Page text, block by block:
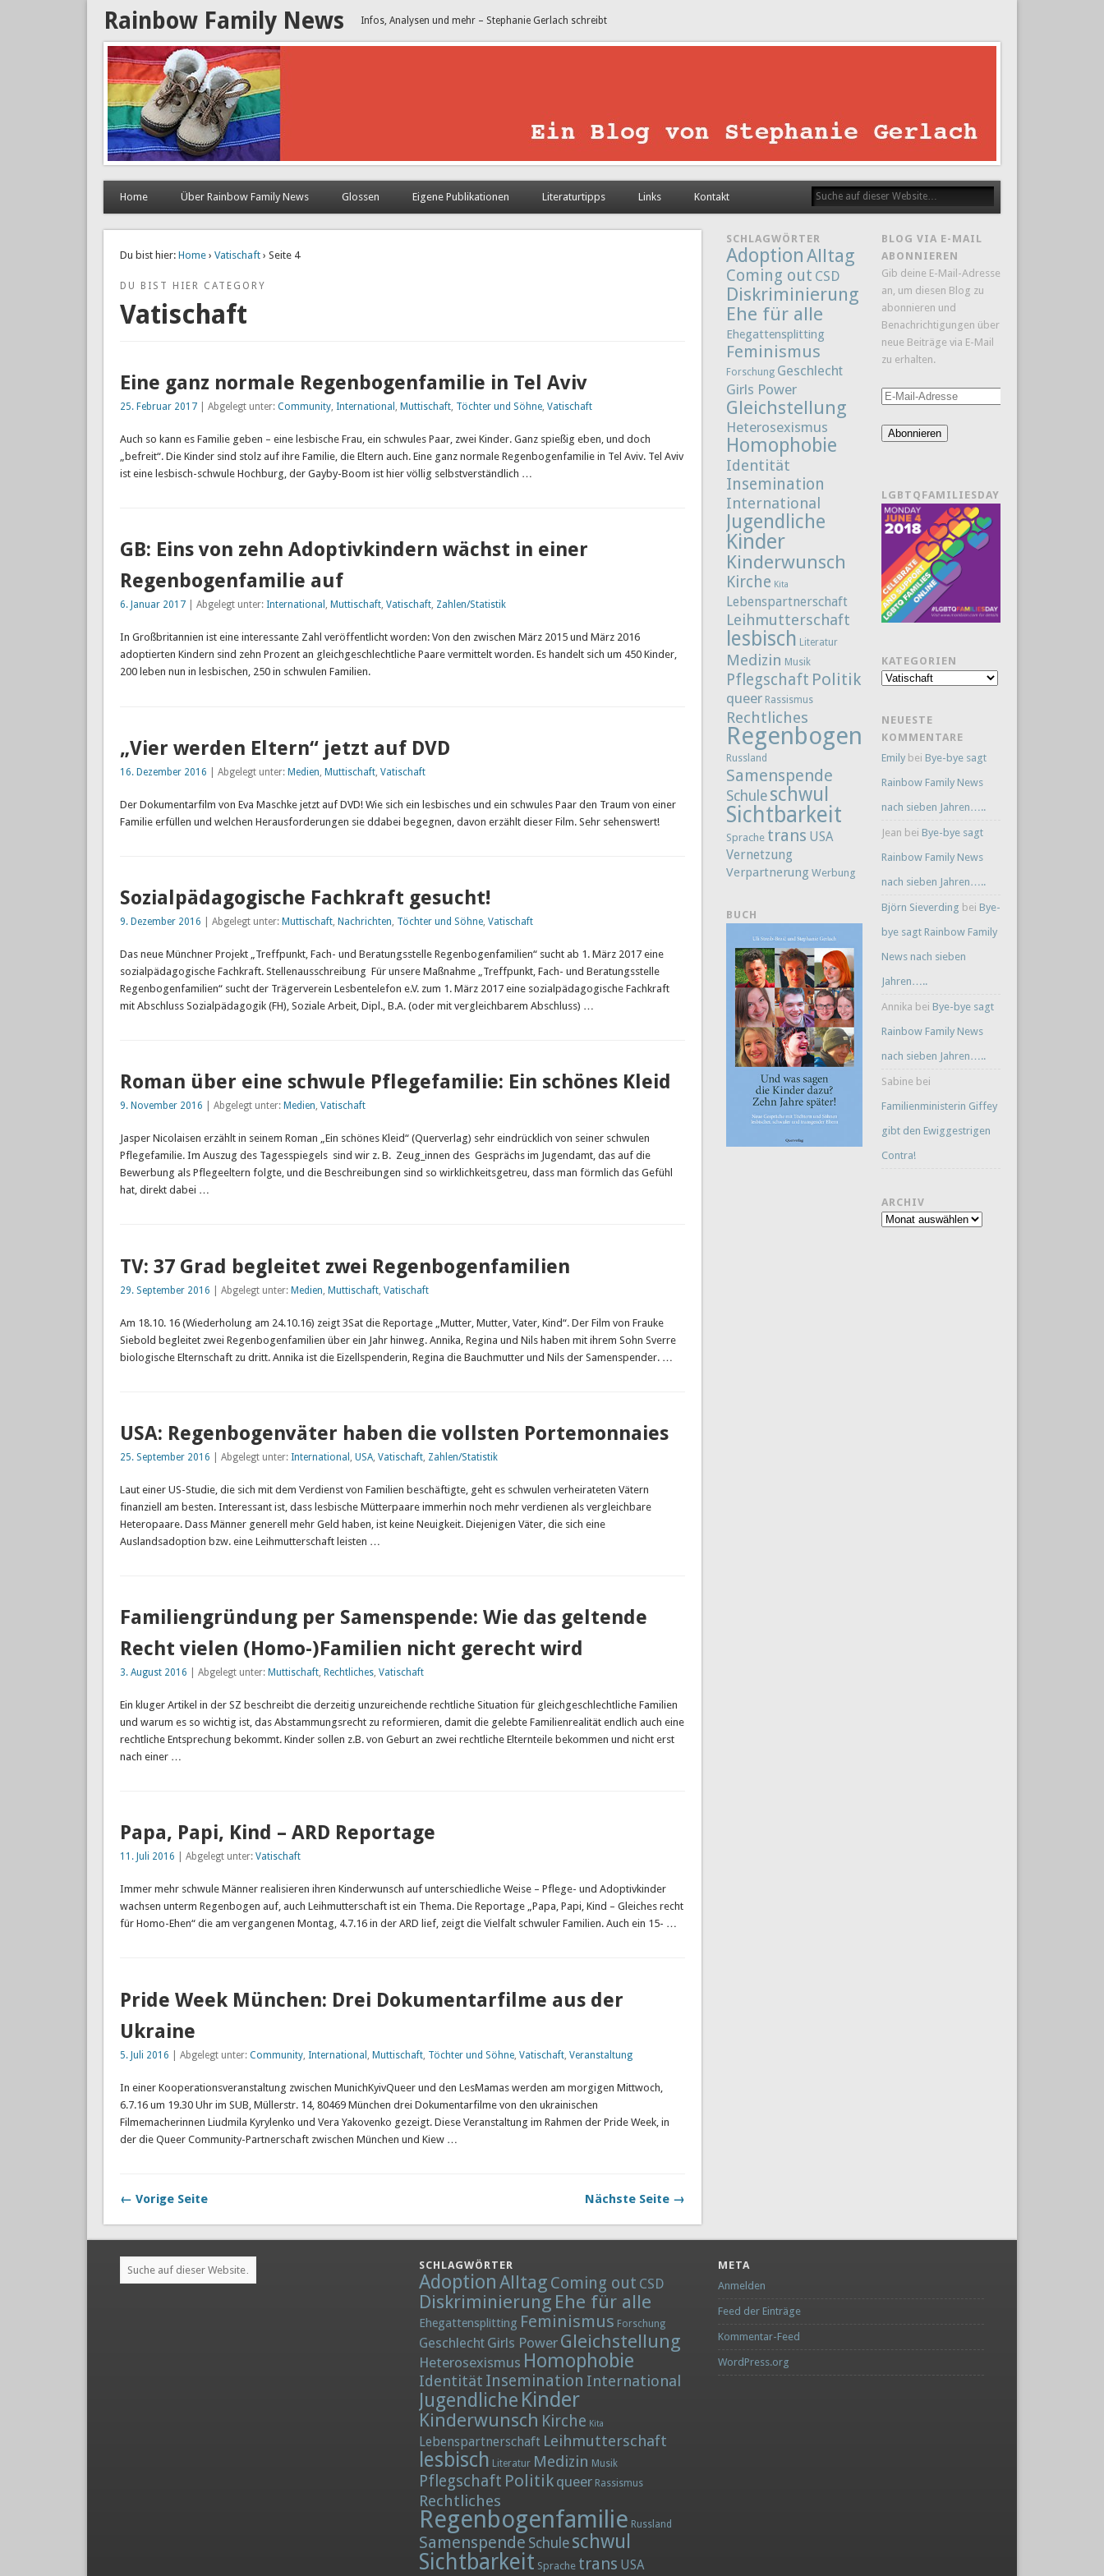
Rainbow Family News Infos, Analysen und mehr – Stephanie Gerlach schreibt
Home Über Rainbow Family News Glossen Eigene Publikationen Literaturtipps Links Kontakt
Du bist hier: Home› Vatischaft› Seite 4
DU BIST HIER CATEGORY
Vatischaft
Eine ganz normale Regenbogenfamilie in Tel Aviv
25. Februar 2017| Abgelegt unter: Community, International , Muttischaft, Töchter und Söhne, Vatischaft
Auch so kann es Familie geben – eine lesbische Frau, ein schwules Paar, zwei Kinder. Ganz spießig eben, und doch
„befreit“. Die Kinder sind stolz auf ihre Familie, die Eltern auch. Eine ganz normale Regenbogenfamilie in Tel Aviv. Tel Aviv
ist eine lesbisch-schwule Hochburg, der Gayby-Boom ist hier völlig selbstverständlich …
GB: Eins von zehn Adoptivkindern wächst in einer
Regenbogenfamilie auf
6. Januar 2017| Abgelegt unter: International , Muttischaft, Vatischaft, Zahlen/Statistik
In Großbritannien ist eine interessante Zahl veröffentlicht worden: Von den zwischen März 2015 und März 2016
adoptierten Kindern sind zehn Prozent an gleichgeschlechtliche Paare vermittelt worden. Es handelt sich um 450 Kinder,
200 leben nun in lesbischen, 250 in schwulen Familien.
„Vier werden Eltern“ jetzt auf DVD
16. Dezember 2016 | Abgelegt unter: Medien Muttischaft, Vatischaft
Der Dokumentarfilm von Eva Maschke jetzt auf DVD! Wie sich ein lesbisches und ein schwules Paar den Traum von einer
Familie erfüllen und welchen Herausforderungen sie ddabei begegnen, davon erzählt dieser Film. Sehr sehenswert!
Sozialpädagogische Fachkraft gesucht!
9. Dezember 2016 | Abgelegt unter: Muttischaft, Nachrichten, Töchter und Söhne, Vatischaft
Das neue Münchner Projekt „Treffpunkt, Fach- und Beratungsstelle Regenbogenfamilien“ sucht ab 1. März 2017 eine
sozialpädagogische Fachkraft. Stellenausschreibung Für unsere Maßnahme „Treffpunkt, Fach- und Beratungsstelle
Regenbogenfamilien“ sucht der Trägerverein Lesbentelefon e.V. zum 1. März 2017 eine sozialpädagogische Fachkraft
mit Abschluss Sozialpädagogik (FH), Soziale Arbeit, Dipl., B.A. (oder mit vergleichbarem Abschluss) …
Roman über eine schwule Pflegefamilie: Ein schönes Kleid
9. November 2016 | Abgelegt unter: Medien, Vatischaft
Jasper Nicolaisen erzählt in seinem Roman „Ein schönes Kleid“ (Querverlag) sehr eindrücklich von seiner schwulen
Pflegefamilie. Im Auszug des Tagesspiegels sind wir z. B. Zeug_innen des Gesprächs im Jugendamt, das auf die
Bewerbung als Pflegeeltern folgte, und die Beschreibungen sind so wirklichkeitsgetreu, dass man förmlich das Gefühl
hat, direkt dabei …
TV: 37 Grad begleitet zwei Regenbogenfamilien
29. September 2016 | Abgelegt unter: Medien Muttischaft, Vatischaft
Am 18.10. 16 (Wiederholung am 24.10.16) zeigt 3Sat die Reportage „Mutter, Mutter, Vater, Kind“. Der Film von Frauke
Siebold begleitet zwei Regenbogenfamilien über ein Jahr hinweg. Annika, Regina und Nils haben mit ihrem Sohn Sverre
biologische Elternschaft zu dritt. Annika ist die Eizellspenderin, Regina die Bauchmutter und Nils der Samenspender. …
USA: Regenbogenväter haben die vollsten Portemonnaies
25. September 2016 | Abgelegt unter: International USA, Vatischaft, Zahlen/Statistik
Laut einer US-Studie, die sich mit dem Verdienst von Familien beschäftigte, geht es schwulen verheirateten Vätern
finanziell am besten. Interessant ist, dass lesbische Mütterpaare immerhin noch mehr verdienen als vergleichbare
Heteropaare. Dass Männer generell mehr Geld haben, ist keine Neuigkeit. Diejenigen Väter, die sich eine
Auslandsadoption bzw. eine Leihmutterschaft leisten …
Familiengründung per Samenspende: Wie das geltende
Recht vielen (Homo-)Familien nicht gerecht wird
3. August 2016 | Abgelegt unter: Muttischaft, Rechtliches, Vatischaft
Ein kluger Artikel in der SZ beschreibt die derzeitig unzureichende rechtliche Situation für gleichgeschlechtliche Familien
und warum es so wichtig ist, das Abstammungsrecht zu reformieren, damit die gelebte Familienrealität endlich auch eine
rechtliche Entsprechung bekommt. Kinder sollen z.B. von Geburt an zwei rechtliche Elternteile bekommen und nicht erst
nach einer …
Papa, Papi, Kind – ARD Reportage
11. Juli 2016 | Abgelegt unter: Vatischaft
Immer mehr schwule Männer realisieren ihren Kinderwunsch auf unterschiedliche Weise – Pflege- und Adoptivkinder
wachsen unterm Regenbogen auf, auch Leihmutterschaft ist ein Thema. Die Reportage „Papa, Papi, Kind – Gleiches recht
für Homo-Ehen“ die am vergangenen Montag, 4.7.16 in der ARD lief, zeigt die Vielfalt schwuler Familien. Auch ein 15- …
Pride Week München: Drei Dokumentarfilme aus der
Ukraine
5. Juli 2016 | Abgelegt unter: Community, International Muttischaft, Töchter und Söhne, Vatischaft, Veranstaltung
In einer Kooperationsveranstaltung zwischen MunichKyivQueer und den LesMamas werden am morgigen Mittwoch,
6.7.16 um 19.30 Uhr im SUB, Müllerstr. 14, 80469 München drei Dokumentarfilme von den ukrainischen
Filmemacherinnen Liudmila Kyrylenko und Vera Yakovenko gezeigt. Diese Veranstaltung im Rahmen der Pride Week, in
der die Queer Community-Partnerschaft zwischen München und Kiew …
← Vorige Seite Nächste Seite →
SCHLAGWÖRTER
AdoptionAlltag
Coming out CSD
Diskriminierung
Ehe für alle
Ehegattensplitting
Feminismus
Forschung Geschlecht
Girls Power
Gleichstellung
Heterosexismus
Homophobie
Identität
Insemination
International
Jugendliche
Kinder
Kinderwunsch
Kirche Kita
Lebenspartnerschaft
Leihmutterschaft
lesbisch Literatur
Medizin Musik
Pflegschaft Politik
queer Rassismus
Rechtliches
Regenbogenfamilie
Russland
Samenspende
Schule schwul
Sichtbarkeit
Sprache trans USA
Vernetzung
Verpartnerung Werbung
BUCH
BLOG VIA E-MAIL
ABONNIEREN
Gib deine E-Mail-Adresse
an, um diesen Blog zu
abonnieren und
Benachrichtigungen über
neue Beiträge via E-Mail
zu erhalten.
E-
Adresse
Abonnieren
LGBTQFAMILIESDAY
KATEGORIEN
Kategorien
NEUESTE
KOMMENTARE
Emilybei Bye-bye sagt
Rainbow Family News
nach sieben Jahren…..
Jean bei Bye-bye sagt
Rainbow Family News
nach sieben Jahren…..
Björn Sieverding bei Bye-
bye sagt Rainbow Family
News nach sieben
Jahren…..
Annika bei Bye-bye sagt
Rainbow Family News
nach sieben Jahren…..
Sabine bei
Familienministerin Giffey
gibt den Ewiggestrigen
Contra!
ARCHIV
Archiv
SCHLAGWÖRTER
AdoptionAlltag Coming out CSD
Diskriminierung Ehe für alle
Ehegattensplitting Feminismus Forschung
Geschlecht Girls Power Gleichstellung
Heterosexismus Homophobie
Identität Insemination International
Jugendliche Kinder
Kinderwunsch Kirche Kita
Lebenspartnerschaft Leihmutterschaft
lesbisch Literatur Medizin Musik
Pflegschaft Politik queer Rassismus
Rechtliches
Regenbogenfamilie Russland
Samenspende Schule schwul
Sichtbarkeit Sprache trans USA
META
Anmelden
Feed der Einträge
Kommentar-Feed
WordPress.org